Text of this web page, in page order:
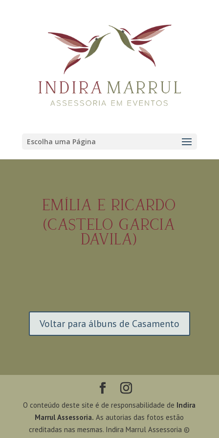
Escolha uma Página
EMÍLIA E RICARDO
(CASTELO GARCIA
DAVILA)
Voltar para álbuns de Casamento
O conteúdo deste site é de responsabilidade de Indira
Marrul Assessoria. As autorias das fotos estão
creditadas nas mesmas. Indira Marrul Assessoria ©